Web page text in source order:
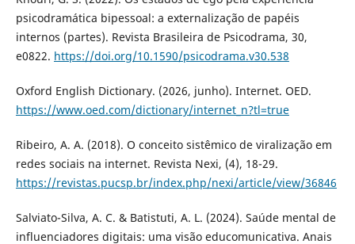
psicodramática bipessoal: a externalização de papéis
internos (partes). Revista Brasileira de Psicodrama, 30,
e0822. https://doi.org/10.1590/psicodrama.v30.538
Oxford English Dictionary. (2026, junho). Internet. OED.
https://www.oed.com/dictionary/internet_n?tl=true
Ribeiro, A. A. (2018). O conceito sistêmico de viralização em
redes sociais na internet. Revista Nexi, (4), 18-29.
https://revistas.pucsp.br/index.php/nexi/article/view/36846
Salviato-Silva, A. C. & Batistuti, A. L. (2024). Saúde mental de
influenciadores digitais: uma visão educomunicativa. Anais